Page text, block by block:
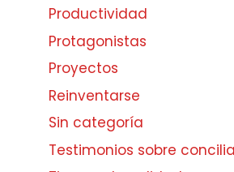
Productividad
Protagonistas
Proyectos
Reinventarse
Sin categoría
Testimonios sobre